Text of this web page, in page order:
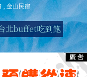
金山民宿
北buffet吃到飽